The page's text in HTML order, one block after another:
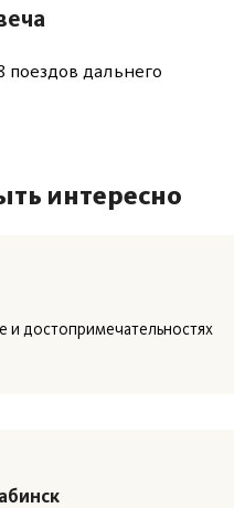
дальнего
интересно
достопримечательностях